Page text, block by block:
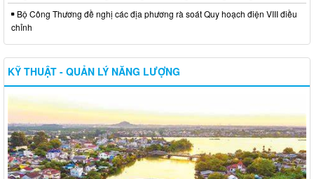
Bộ Công Thương đề nghị các địa phương rà soát Quy hoạch điện VIII điều
chỉnh
KỸ THUẬT - QUẢN LÝ NĂNG LƯỢNG